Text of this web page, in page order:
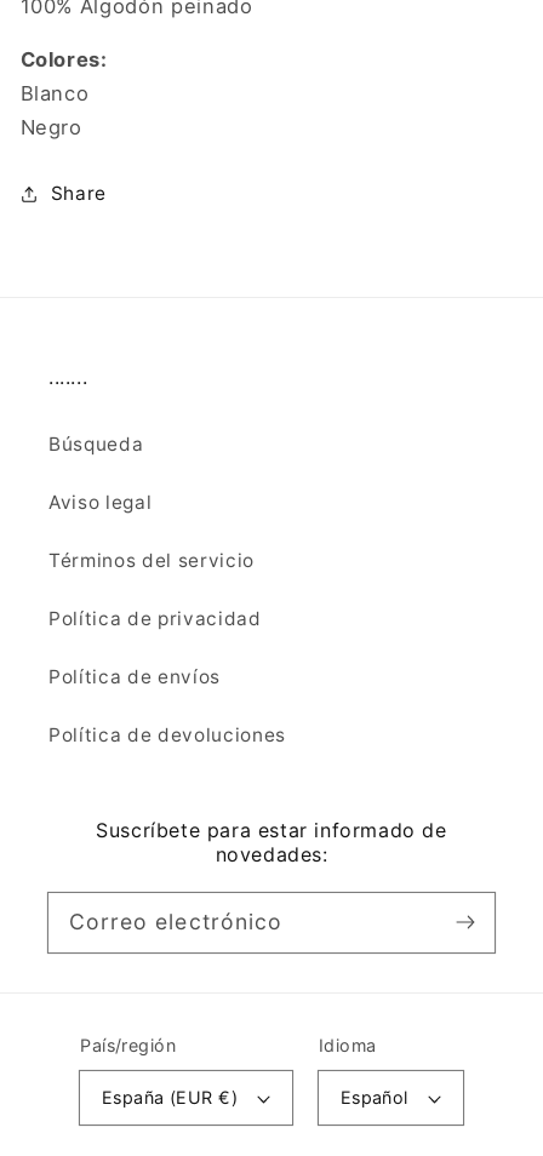
100% Algodón peinado
Colores:
Blanco
Negro
Share
.......
Búsqueda
Aviso legal
Términos del servicio
Política de privacidad
Política de envíos
Política de devoluciones
Suscríbete para estar informado de
novedades:
Correo electrónico
País/región
España (EUR €)
Idioma
Español